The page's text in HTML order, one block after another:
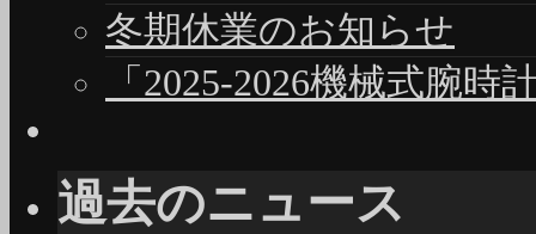
冬期休業のお知らせ
「2025-2026機械式腕時
過去のニュース